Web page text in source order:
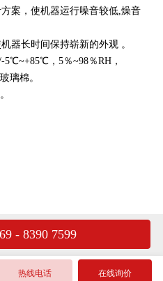
案，使机器运行噪音较低,燥音
器长时间保持崭新的外观 。
-5℃~+85℃，5％~98％RH，
璃棉。
- 8390 7599
热线电话 在线询价